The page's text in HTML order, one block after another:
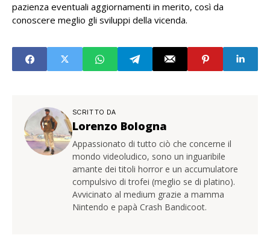
pazienza eventuali aggiornamenti in merito, così da
conoscere meglio gli sviluppi della vicenda.
SCRITTO DA
Lorenzo Bologna
Appassionato di tutto ciò che concerne il
mondo videoludico, sono un inguaribile
amante dei titoli horror e un accumulatore
compulsivo di trofei (meglio se di platino).
Avvicinato al medium grazie a mamma
Nintendo e papà Crash Bandicoot.